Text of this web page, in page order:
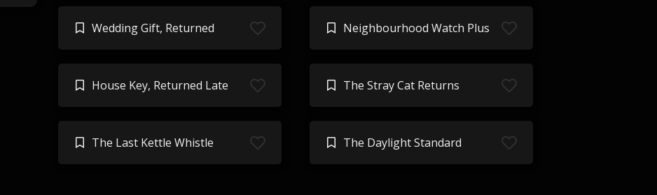
Wedding Gift, Returned Neighbourhood Watch Plus
House Key, Returned Late The Stray Cat Returns
The Last Kettle Whistle The Daylight Standard